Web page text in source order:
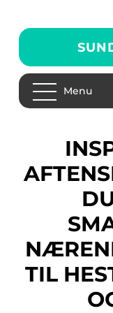
Menu
INSPIRATION TIL
TIL